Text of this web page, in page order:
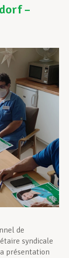
–
de
syndicale
présentation